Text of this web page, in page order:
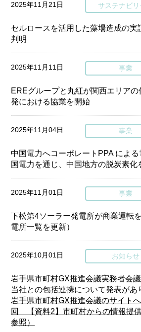
2025年11月21日 サステナビリ
セルロースを活用した藻場造成の実
判明
2025年11月11日 事業
EREグループと丸紅が関西エリア
発における協業を開始
2025年11月04日 事業
中国電⼒へコーポレートPPA によ
国電⼒を通じ、中国地方の脱炭素化
2025年11月01日 事業
下松第4ソーラー発電所が商業運転
電所一覧を更新）
2025年10月01日 お知らせ
岩手県市町村GX推進会議実務者会
当社との包括連携について発表があ
岩手県市町村GX推進会議のサイト
回 【資料2】市町村からの情報提
参照）